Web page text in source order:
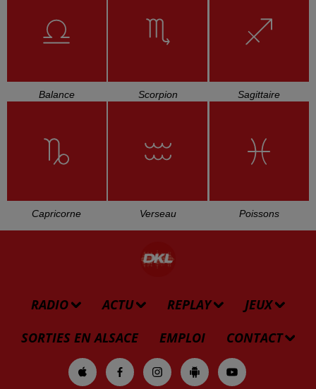
Balance Scorpion Sagittaire
Capricorne Verseau Poissons
RADIO ACTU REPLAY
JEUX
SORTIES EN ALSACE
EMPLOI CONTACT